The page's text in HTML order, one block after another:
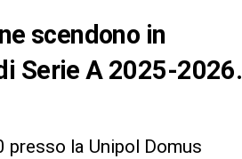
scendono in
Serie A 2025-2026.
presso la Unipol Domus